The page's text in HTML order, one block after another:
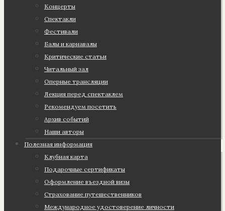
Концерты
Спектакли
Фестивали
Балы и карнавалы
Критические статьи
Читальный зал
Оперные трансляции
Лекция перед спектаклем
Рекомендуем посетить
Архив событий
Наши авторы
Полезная информация
Клубная карта
Подарочные сертификаты
Оформление въездной визы
Страхование путешественников
Международное удостоверение личности